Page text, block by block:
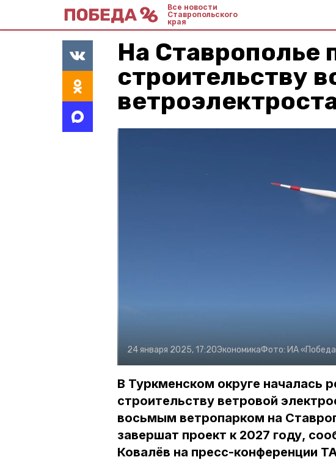
Все новости
Ставропольского
края
На Ставрополье
строительству
24 января 2025, 17:20ЭкономикаФото: ИА
В Туркменском округе началась
строительству ветровой
восьмым ветропарком на
завершат проект к 2027 году,
Ковалёв на пресс-конференции